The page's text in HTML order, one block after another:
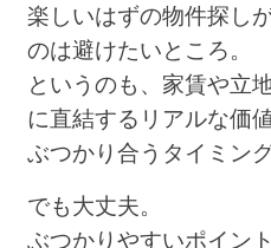
楽しいはずの物件探し
のは避けたいところ。
というのも、家賃や立
に直結するリアルな価
ぶつかり合うタイミン
でも大丈夫。
ぶつかりやすいポイン